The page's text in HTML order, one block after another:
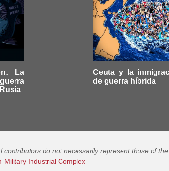
La
Ceuta y la
de guerra híbrida
contributors do not necessarily represent those of
Military Industrial Complex